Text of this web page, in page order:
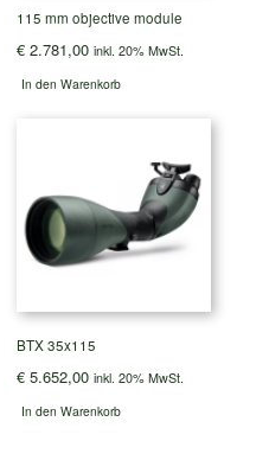
115 mm objective module
€ 2.781,00 inkl. 20% MwSt.
In den Warenkorb
BTX 35x115
€ 5.652,00 inkl. 20% MwSt.
In den Warenkorb